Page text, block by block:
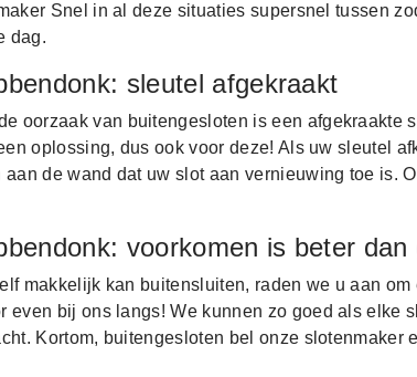
Snel in al deze situaties supersnel tussen
dag.
sleutel afgekraakt
oorzaak van buitengesloten is een afgekraakte
oplossing, dus ook voor deze! Als uw sleutel
de wand dat uw slot aan vernieuwing toe is.
voorkomen is beter dan
makkelijk kan buitensluiten, raden we u aan om
even bij ons langs! We kunnen zo goed als elke
Kortom, buitengesloten bel onze slotenmaker